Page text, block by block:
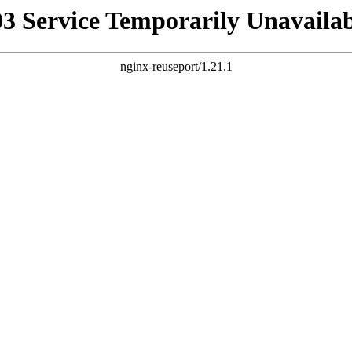
Service Temporarily
nginx-reuseport/1.21.1